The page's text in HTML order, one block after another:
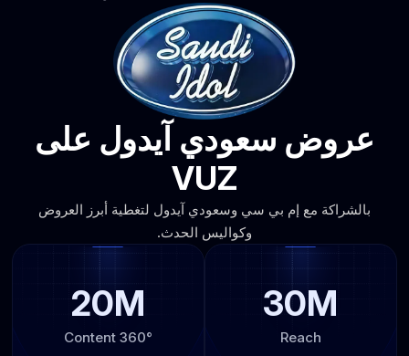
عروض سعودي آيدول على
VUZ
بالشراكة مع إم بي سي وسعودي آيدول لتغطية أبرز العروض
وكواليس الحدث.
30M
Reach
20M
360° Content